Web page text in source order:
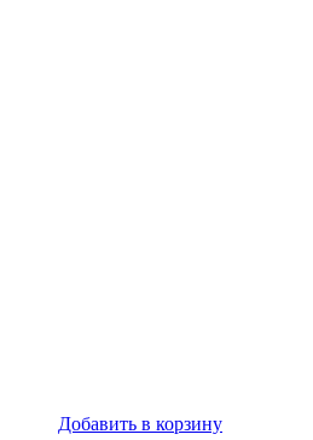
Добавить в корзину